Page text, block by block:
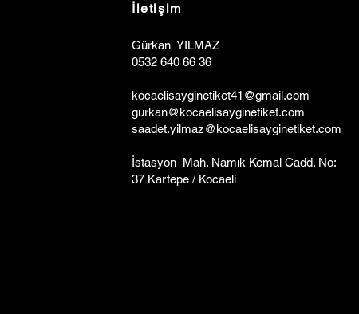
İletişim
Gürkan YILMAZ
0532 640 66 36
kocaelisayginetiket41@gmail.com
gurkan@kocaelisayginetiket.com
saadet.yilmaz@kocaelisayginetiket.com
İstasyon Mah. Namık Kemal Cadd. No:
37 Kartepe / Kocaeli